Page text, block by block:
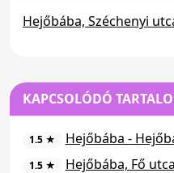
Hejőbába, Széchenyi
KAPCSOLÓDÓ
1.5 ★ Hejőbába -
1.5 ★ Hejőbába, Fő